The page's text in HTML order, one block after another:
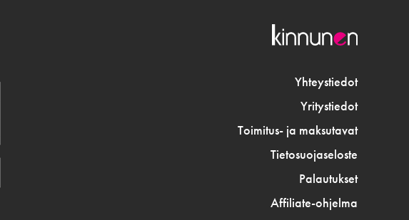
Yhteystiedot
Yritystiedot
Toimitus- ja maksutavat
Tietosuojaseloste
Palautukset
Affiliate-ohjelma